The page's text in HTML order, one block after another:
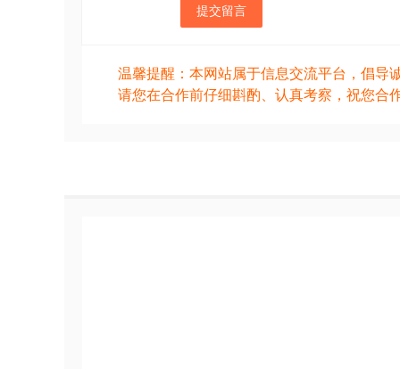
提交留言
温馨提醒：本网站属于信息交流平台，倡导
请您在合作前仔细斟酌、认真考察，祝您合